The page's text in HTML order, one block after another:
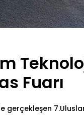
Fuarı
gerçekleşen